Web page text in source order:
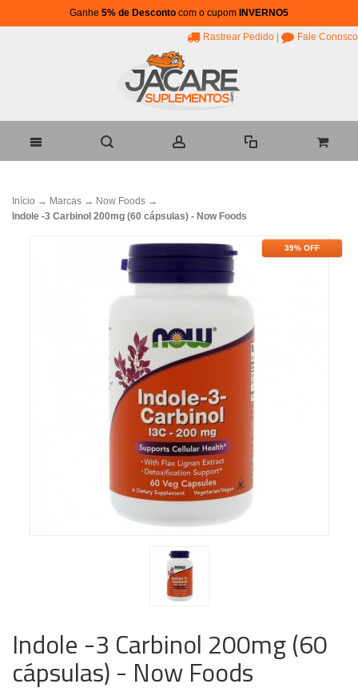
Ganhe 5% de Desconto com o cupom INVERNO5
Rastrear Pedido Fale Conosco
Início → Marcas → Now Foods →
Indole -3 Carbinol 200mg (60 cápsulas) - Now Foods
39% OFF
Indole -3 Carbinol 200mg (60
cápsulas) - Now Foods